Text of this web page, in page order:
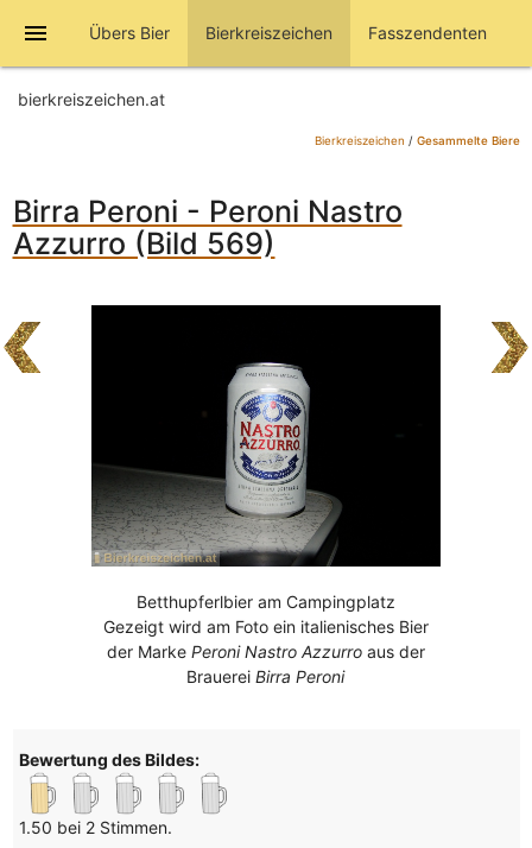
menu Übers Bier Bierkreiszeichen Fasszendenten
bierkreiszeichen.at
Bierkreiszeichen / Gesammelte Biere
Birra Peroni - Peroni Nastro
Azzurro (Bild 569)
Betthupferlbier am Campingplatz
Gezeigt wird am Foto ein italienisches Bier
der Marke Peroni Nastro Azzurroaus der
BrauereiBirra Peroni
Bewertung des Bildes:
1.50 bei 2 Stimmen.